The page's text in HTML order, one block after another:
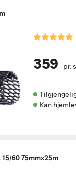
Karakter:
359 pr.
Kan
60 75mmx25m